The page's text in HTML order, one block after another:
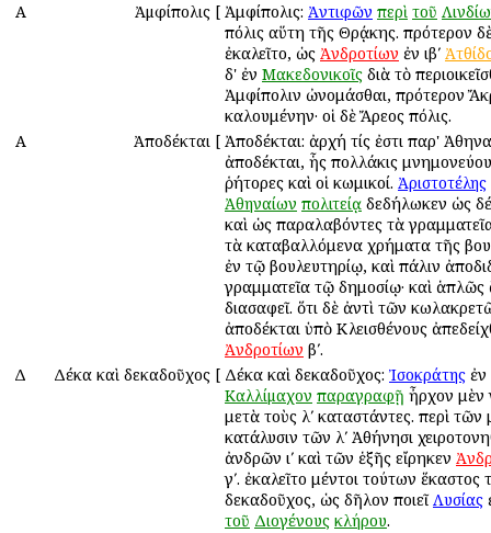
Α
Ἀμφίπολις [ Ἀμφίπολις: Ἀντιφῶν περὶ τοῦ
πόλις αὕτη τῆς Θρᾴκης. πρότερον
ἐκαλεῖτο, ὡς Ἀνδροτίων ἐν ιβʹ
δ' ἐν Μακεδονικοῖς διὰ τὸ
Ἀμφίπολιν ὠνομάσθαι, πρότερον
καλουμένην· οἱ δὲ Ἄρεος πόλις.
Α
Ἀποδέκται [ Ἀποδέκται: ἀρχή τίς ἐστι παρ'
ἀποδέκται, ἧς πολλάκις
ῥήτορες καὶ οἱ κωμικοί. Ἀριστοτέλης
Ἀθηναίων πολιτείᾳ δεδήλωκεν ὡς
καὶ ὡς παραλαβόντες τὰ
τὰ καταβαλλόμενα χρήματα τῆς
ἐν τῷ βουλευτηρίῳ, καὶ πάλιν
γραμματεῖα τῷ δημοσίῳ· καὶ ἁπλῶς
διασαφεῖ. ὅτι δὲ ἀντὶ τῶν
ἀποδέκται ὑπὸ Κλεισθένους
Ἀνδροτίων βʹ.
Δ
Δέκα καὶ δεκαδοῦχος [ Δέκα καὶ δεκαδοῦχος: Ἰσοκράτης
Καλλίμαχον παραγραφῇ ἦρχον μὲν
μετὰ τοὺς λʹ καταστάντες. περὶ τῶν
κατάλυσιν τῶν λʹ Ἀθήνησι
ἀνδρῶν ιʹ καὶ τῶν ἑξῆς εἴρηκεν
γʹ. ἐκαλεῖτο μέντοι τούτων
δεκαδοῦχος, ὡς δῆλον ποιεῖΛυσίας
τοῦ Διογένους κλήρου.